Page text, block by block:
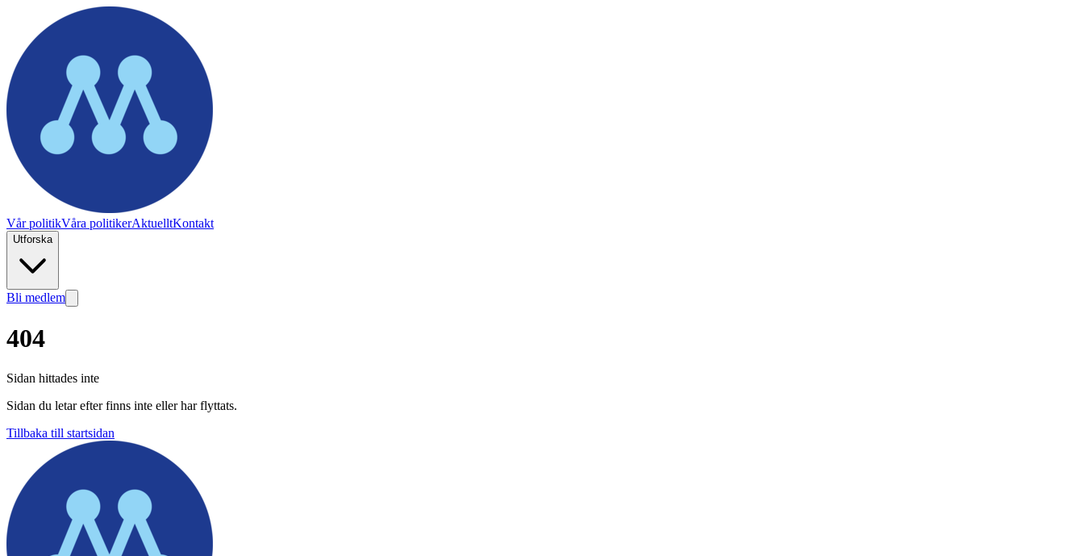
Vår politikVåra politikerAktuelltKontakt
Utforska
Bli medlem
404
Sidan hittades inte
Sidan du letar efter finns inte eller har flyttats.
Tillbaka till startsidan